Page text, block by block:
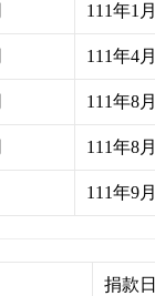
111年1
111年4
111年8
111年8
111年9
捐款